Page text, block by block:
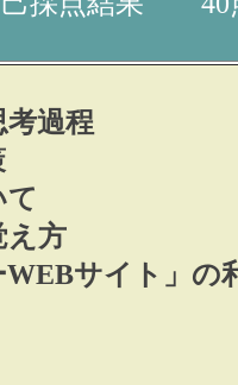
考過程
て
え方
WEBサイト」の